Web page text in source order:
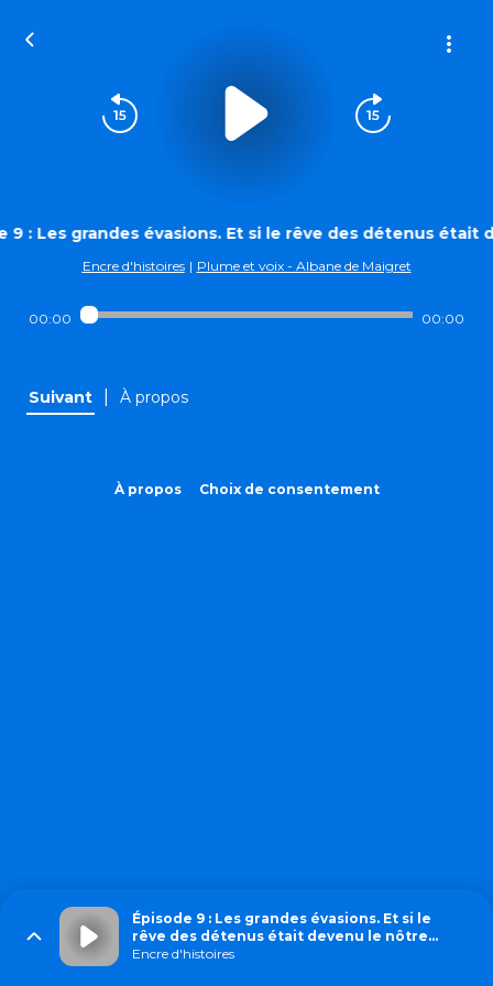
9 : Les grandes évasions. Et si le rêve des détenus était
Encre d'histoires | Plume et voix - Albane de Maigret
00:00 00:00
Suivant À propos
À propos Choix de consentement
Épisode 9 : Les grandes évasions. Et si le
rêve des détenus était devenu le nôtre…
Encre d'histoires